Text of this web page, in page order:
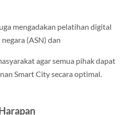
mengadakan pelatihan digital
(ASN) dan
agar semua pihak dapat
Smart City secara optimal.